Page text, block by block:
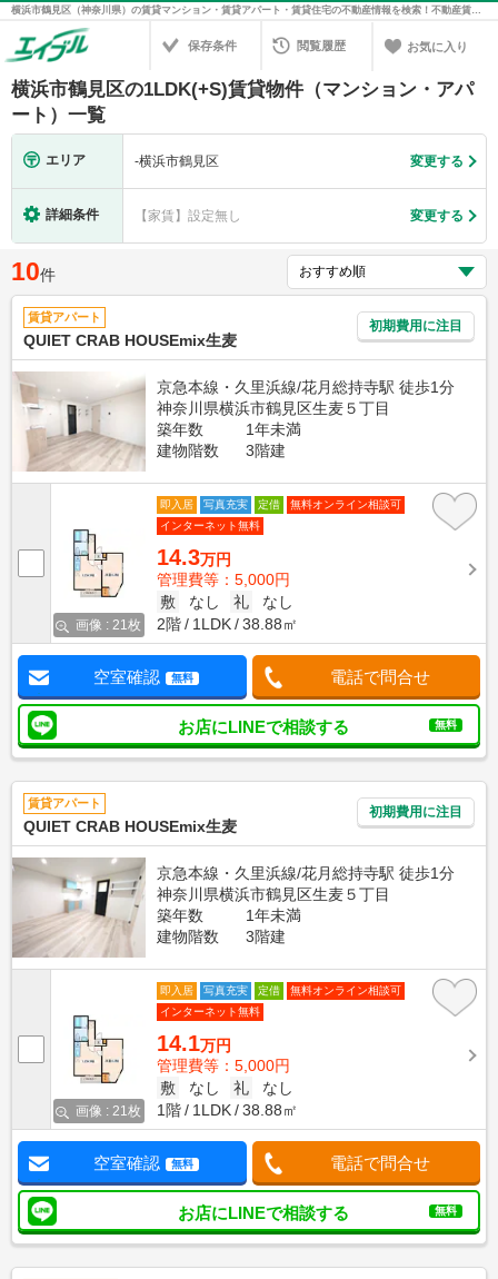
横浜市鶴見区（神奈川県）の賃貸マンション・賃貸アパート・賃貸住宅の不動産情報を検索！不動産賃貸の物件探しは、お部屋探しのエイブル
保存条件 閲覧履歴 お気に入り
横浜市鶴見区の1LDK(+S)賃貸物件（マンション・アパ
ート）一覧
エリア -横浜市鶴見区 変更する
詳細条件 【家賃】設定無し 変更する
10件
賃貸アパート
QUIET CRAB HOUSEmix生麦
初期費用に注目
京急本線・久里浜線/花月総持寺駅 徒歩1分
神奈川県横浜市鶴見区生麦５丁目
築年数
1年未満
建物階数
3階建
画像 : 21枚
即入居 写真充実 定借
無料オンライン相談可
インターネット無料
14.3万円
管理費等：5,000円
敷
なし 礼
なし
2階
1LDK 38.88㎡
空室確認 無料 電話で問合せ
お店にLINEで相談する 無料
賃貸アパート
QUIET CRAB HOUSEmix生麦
初期費用に注目
京急本線・久里浜線/花月総持寺駅 徒歩1分
神奈川県横浜市鶴見区生麦５丁目
築年数
1年未満
建物階数
3階建
画像 : 21枚
即入居 写真充実 定借
無料オンライン相談可
インターネット無料
14.1万円
管理費等：5,000円
敷
なし 礼
なし
1階
1LDK 38.88㎡
空室確認 無料 電話で問合せ
お店にLINEで相談する 無料